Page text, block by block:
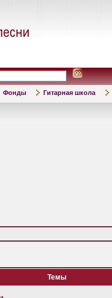
Фонды Гитарная школа
Темы